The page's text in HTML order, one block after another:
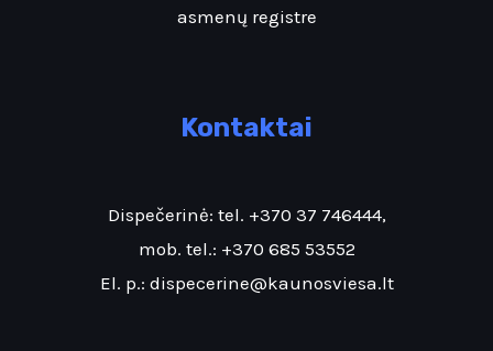
asmenų registre
Kontaktai
Dispečerinė: tel. +370 37 746444,
mob. tel.: +370 685 53552
El. p.: dispecerine@kaunosviesa.lt